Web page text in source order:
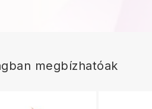
megbízhatóak